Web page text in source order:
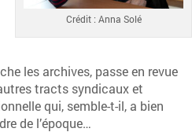
Crédit : Anna Solé
les archives, passe en revue
tracts syndicaux et
qui, semble-t-il, a bien
de l’époque…